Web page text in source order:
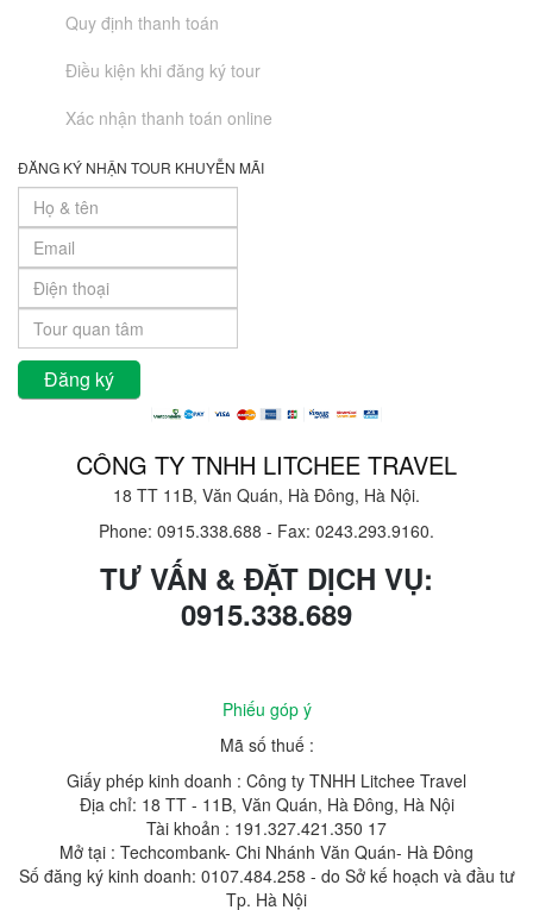
Quy định thanh toán
Điều kiện khi đăng ký tour
Xác nhận thanh toán online
ĐĂNG KÝ NHẬN TOUR KHUYỄN MÃI
CÔNG TY TNHH LITCHEE TRAVEL
18 TT 11B, Văn Quán, Hà Đông, Hà Nội.
Phone: 0915.338.688 - Fax: 0243.293.9160.
TƯ VẤN & ĐẶT DỊCH VỤ:
0915.338.689
Phiếu góp ý
Mã số thuế :
Giấy phép kinh doanh : Công ty TNHH Litchee Travel
Địa chỉ: 18 TT - 11B, Văn Quán, Hà Đông, Hà Nội
Tài khoản : 191.327.421.350 17
Mở tại : Techcombank- Chi Nhánh Văn Quán- Hà Đông
Số đăng ký kinh doanh: 0107.484.258 - do Sở kế hoạch và đầu tư
Tp. Hà Nội